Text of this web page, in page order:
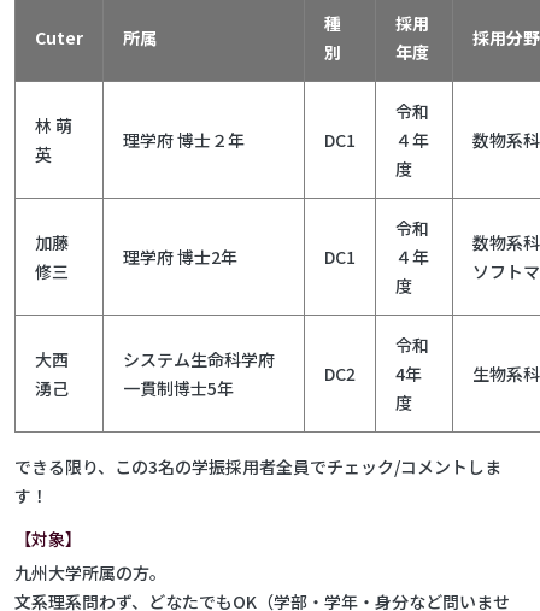
Cuter 所属
種
別
採用
年度
採用分野
林 萌
英
理学府 博士２年 DC1
令和
４年
度
数物系
加藤
修三
理学府 博士2年 DC1
令和
４年
度
数物系
ソフト
大西
湧己
システム生命科学府
一貫制博士5年
DC2
令和
4年
度
生物系
できる限り、この3名の学振採用者全員でチェック/コメントしま
す！
【対象】
九州大学所属の方。
文系理系問わず、どなたでもOK（学部・学年・身分など問いませ